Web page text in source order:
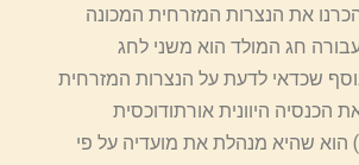
את הנצרות המזרחית המכונה
חג המולד הוא משני לחג
שכדאי לדעת על הנצרות המזרחית
הכנסיה היוונית אורתודוכסית
הוא שהיא מנהלת את מועדיה על פי